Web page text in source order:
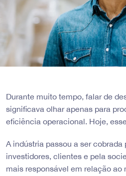
Durante muito tempo, falar de
significava olhar apenas para
eficiência operacional. Hoje,
A indústria passou a ser cobrada
investidores, clientes e pela
mais responsável em relação ao